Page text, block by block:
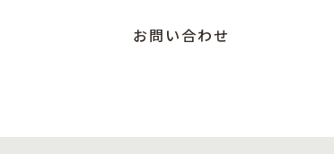
お問い合わせ